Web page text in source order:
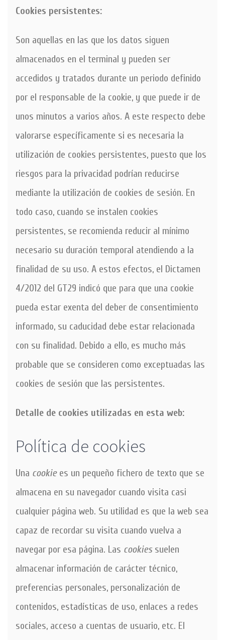
Cookies persistentes:
Son aquellas en las que los datos siguen
almacenados en el terminal y pueden ser
accedidos y tratados durante un periodo definido
por el responsable de la cookie, y que puede ir de
unos minutos a varios años. A este respecto debe
valorarse específicamente si es necesaria la
utilización de cookies persistentes, puesto que los
riesgos para la privacidad podrían reducirse
mediante la utilización de cookies de sesión. En
todo caso, cuando se instalen cookies
persistentes, se recomienda reducir al mínimo
necesario su duración temporal atendiendo a la
finalidad de su uso. A estos efectos, el Dictamen
4/2012 del GT29 indicó que para que una cookie
pueda estar exenta del deber de consentimiento
informado, su caducidad debe estar relacionada
con su finalidad. Debido a ello, es mucho más
probable que se consideren como exceptuadas las
cookies de sesión que las persistentes.
Detalle de cookies utilizadas en esta web:
Política de cookies
Una cookiees un pequeño fichero de texto que se
almacena en su navegador cuando visita casi
cualquier página web. Su utilidad es que la web sea
capaz de recordar su visita cuando vuelva a
navegar por esa página. Las cookiessuelen
almacenar información de carácter técnico,
preferencias personales, personalización de
contenidos, estadísticas de uso, enlaces a redes
sociales, acceso a cuentas de usuario, etc. El